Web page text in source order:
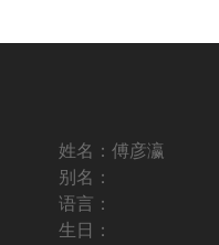
姓名： 傅彦瀛
别名：
语言：
生日：